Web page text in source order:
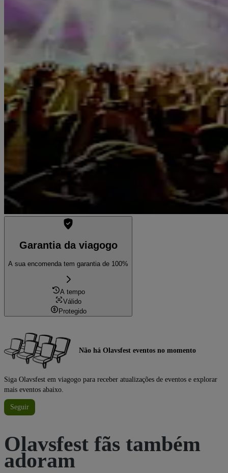
Garantia da viagogo
A sua encomenda tem garantia de 100%
A tempo
Válido
Protegido
Não há Olavsfest eventos no momento
Siga Olavsfest em viagogo para receber atualizações de eventos e explorar
mais eventos abaixo.
Seguir
Olavsfest fãs também
adoram